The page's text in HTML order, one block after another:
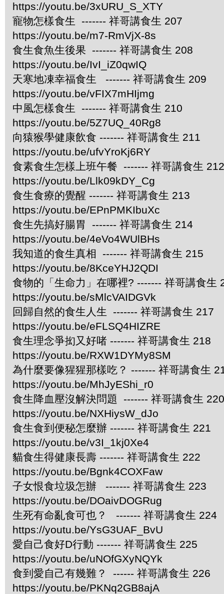
https://youtu.be/3xURU_S_XTY
寵物怎樣食生 ------- 祥哥講食生 207
https://youtu.be/m7-RmVjX-8s
食生食魚生後果 ------- 祥哥講食生 208
https://youtu.be/IvI_iZ0qwIQ
天寒地凍幸福食生 ------- 祥哥講食生 209
https://youtu.be/vFIX7mHIjmg
中風怎樣食生 ------- 祥哥講食生 210
https://youtu.be/5Z7UQ_40Rg8
向猿猴學健康飲食 ------- 祥哥講食生 211
https://youtu.be/ufvYroKj6RY
食素食生怎樣上班午餐 ------- 祥哥講食生 212
https://youtu.be/Llk09kDY_Cg
食生食療的覺醒 ------- 祥哥講食生 213
https://youtu.be/EPnPMKIbuXc
食生先搞好腸胃 ------- 祥哥講食生 214
https://youtu.be/4eVo4WUlBHs
我知道的食生真相 ------- 祥哥講食生 215
https://youtu.be/8KceYHJ2QDI
食物的「生命力」在哪裡? ------- 祥哥講食生
https://youtu.be/sMlcVAIDGVk
回歸自然的食生人生 ------- 祥哥講食生 217
https://youtu.be/eFLSQ4HIZRE
食生理念爭抝又好啫 ------- 祥哥講食生 218
https://youtu.be/RXW1DYMy8SM
為什麼要像猩猩那樣吃？ ------- 祥哥講食生
https://youtu.be/MhJyEShi_r0
食生降血壓沒解決問題 ------- 祥哥講食生 220
https://youtu.be/NXHiysW_dJo
食生食到便秘怎麼辦 ------- 祥哥講食生 221
https://youtu.be/v3I_1kj0Xe4
貓食生得健康長壽 ------- 祥哥講食生 222
https://youtu.be/Bgnk4COXFaw
子女恨食垃圾怎辦 ------- 祥哥講食生 223
https://youtu.be/DOaivDOGRug
生死有命亂食可也？ ------- 祥哥講食生 224
https://youtu.be/YsG3UAF_BvU
愛自己食好D行動 ------- 祥哥講食生 225
https://youtu.be/uNOfGXyNQYk
食到愛自己有幾難？ ------ 祥哥講食生 226
https://youtu.be/PKNq2GB8ajA